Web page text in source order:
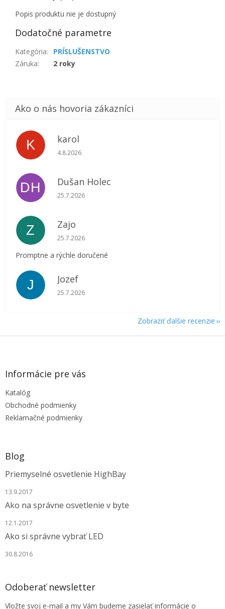
Popis produktu nie je dostupný
Dodatočné parametre
Kategória:
PRÍSLUŠENSTVO
Záruka: 2 roky
K karol
Hodnotenie obchodu je 5 z 5 hviezdičiek.
4.8.2026
DH Dušan Holec
Hodnotenie obchodu je 5 z 5 hviezdičiek.
25.7.2026
Z Zajo
Hodnotenie obchodu je 5 z 5 hviezdičiek.
25.7.2026
Promptne a rýchle doručené
J Jozef
Hodnotenie obchodu je 5 z 5 hviezdičiek.
25.7.2026
Zobraziť ďalšie recenzie
Z
Informácie pre vás
Katalóg
Obchodné podmienky
Reklamačné podmienky
Blog
Priemyselné osvetlenie HighBay
13.9.2017
Ako na správne osvetlenie v byte
12.1.2017
Ako si správne vybrať LED
30.8.2016
Odoberať newsletter
Vložte svoj e-mail a my Vám budeme zasielať informácie o